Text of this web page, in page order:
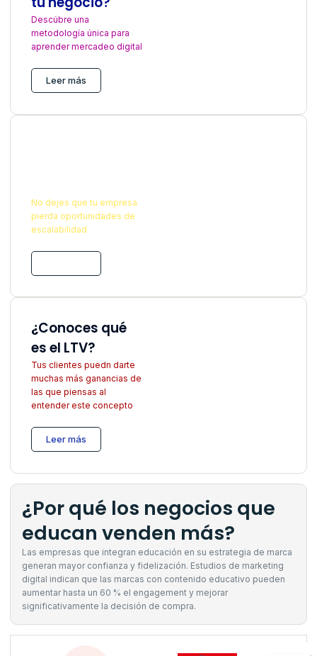
Descúbre una
metodología única para
aprender mercadeo digital
Leer más
No dejes que tu empresa
pierda oportunidades de
escalabilidad
¿Conoces qué
es el LTV?
Tus clientes puedn darte
muchas más ganancias de
las que piensas al
entender este concepto
Leer más
¿Por qué los negocios que
educan venden más?
Las empresas que integran educación en su estrategia de marca
generan mayor confianza y fidelización. Estudios de marketing
digital indican que las marcas con contenido educativo pueden
aumentar hasta un 60 % el engagement y mejorar
significativamente la decisión de compra.